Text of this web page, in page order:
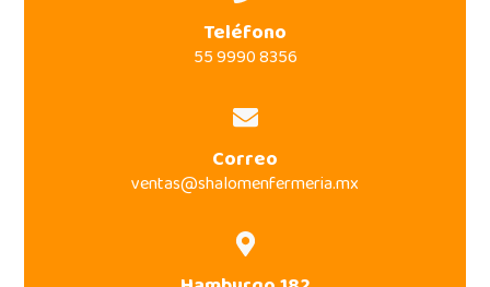
Teléfono
55 9990 8356
Correo
ventas@shalomenfermeria.mx